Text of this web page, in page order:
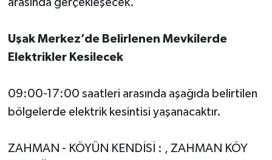
arasında gerçekleşecek.
Uşak Merkez’de Belirlenen Mevkilerde
Elektrikler Kesilecek
09:00-17:00 saatleri arasında aşağıda belirtilen
bölgelerde elektrik kesintisi yaşanacaktır.
ZAHMAN - KÖYÜN KENDİSİ : , ZAHMAN KÖY